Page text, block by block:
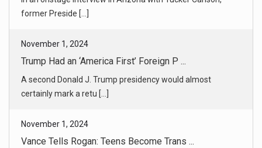
November 1, 2024
A second Donald J. Trump presidency would almost
certainly mark a retu [...]
November 1, 2024
Appearing on Joe Rogan’s podcast, Senator JD Vance also
said that libe [...]